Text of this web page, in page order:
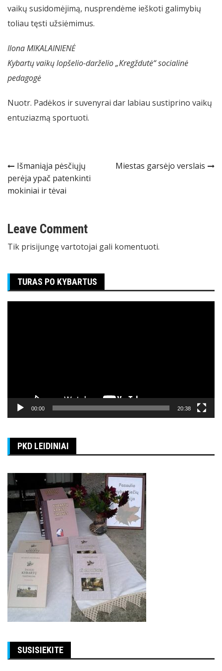
vaikų susidomėjimą, nusprendėme ieškoti galimybių
toliau tęsti užsiėmimus.
Ilona MIKALAINIENĖ
Kybartų vaikų lopšelio-darželio „Kregždutė“ socialinė
pedagogė
Nuotr. Padėkos ir suvenyrai dar labiau sustiprino vaikų
entuziazmą sportuoti.
Navigacija
tarp
Išmaniąja pėsčiųjų
perėja ypač patenkinti
mokiniai ir tėvai
Miestas garsėjo verslais
Leave Comment
Tik prisijungęvartotojai gali komentuoti.
TURAS PO KYBARTUS
00:00 20:38
PKD LEIDINIAI
SUSISIEKITE